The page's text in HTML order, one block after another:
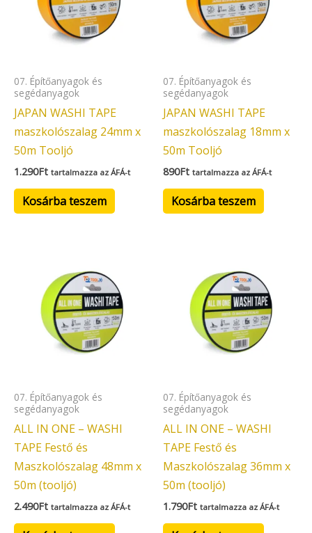
07. Építőanyagok és
segédanyagok
JAPAN WASHI TAPE
maszkolószalag 24mm x
50m Tooljó
1.290Ft tartalmazza az ÁFÁ-t
Kosárba teszem
07. Építőanyagok és
segédanyagok
JAPAN WASHI TAPE
maszkolószalag 18mm x
50m Tooljó
890Ft tartalmazza az ÁFÁ-t
Kosárba teszem
07. Építőanyagok és
segédanyagok
ALL IN ONE – WASHI
TAPE Festő és
Maszkolószalag 48mm x
50m (tooljó)
2.490Ft tartalmazza az ÁFÁ-t
07. Építőanyagok és
segédanyagok
ALL IN ONE – WASHI
TAPE Festő és
Maszkolószalag 36mm x
50m (tooljó)
1.790Ft tartalmazza az ÁFÁ-t